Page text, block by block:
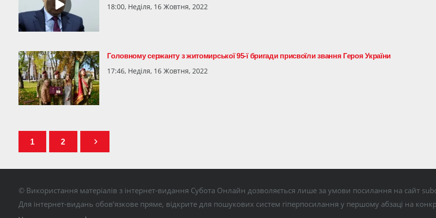
18:00, Неділя, 16 Жовтня, 2022
Головному сержанту з житомирської 95-ї бригади присвоїли звання Героя України
17:46, Неділя, 16 Жовтня, 2022
1 2
© Використання матеріалів з інтернет-видання Субота Онлайн дозволяється лише за умови посилання на сайт
Для інтернет-видань обов’язкове пряме, відкрите для пошукових систем гіперпосилання у першому абзаці на